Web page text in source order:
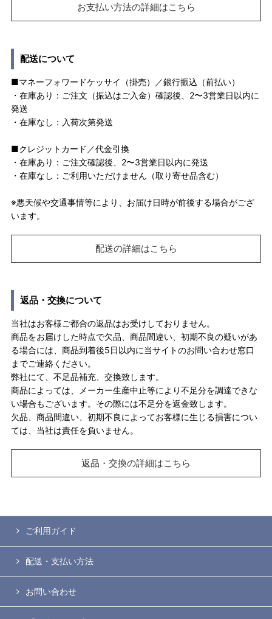
お支払い方法の詳細はこちら
配送について
■マネーフォワードケッサイ（掛売）／銀行振込（前払い）
・在庫あり：ご注文（振込はご入金）確認後、2〜3営業日以内に
発送
・在庫なし：入荷次第発送
■クレジットカード／代金引換
・在庫あり：ご注文確認後、2〜3営業日以内に発送
・在庫なし：ご利用いただけません（取り寄せ品含む）
※悪天候や交通事情等により、お届け日時が前後する場合がござ
います。
配送の詳細はこちら
返品・交換について
当社はお客様ご都合の返品はお受けしておりません。
商品をお届けした時点で欠品、商品間違い、初期不良の疑いがあ
る場合には、商品到着後5日以内に当サイトのお問い合わせ窓口
までご連絡ください。
弊社にて、不足品補充、交換致します。
商品によっては、メーカー生産中止等により不足分を調達できな
い場合もございます。その際には不足分を返金致します。
欠品、商品間違い、初期不良によってお客様に生じる損害につい
ては、当社は責任を負いません。
返品・交換の詳細はこちら
ご利用ガイド
配送・支払い方法
お問い合わせ